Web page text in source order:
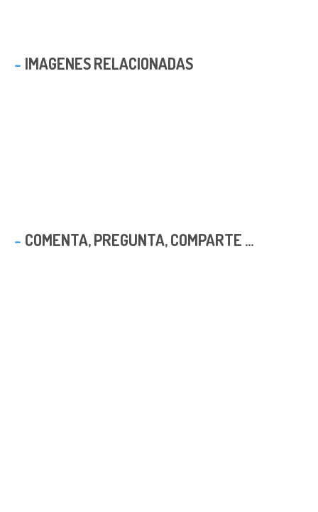
IMAGENES RELACIONADAS
COMENTA, PREGUNTA, COMPARTE ...